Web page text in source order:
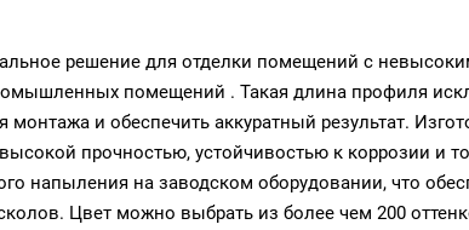
решение для отделки помещений с
помещений . Такая длина профиля
монтажа и обеспечить аккуратный результат.
прочностью, устойчивостью к коррозии и
напыления на заводском оборудовании, что
Цвет можно выбрать из более чем 200